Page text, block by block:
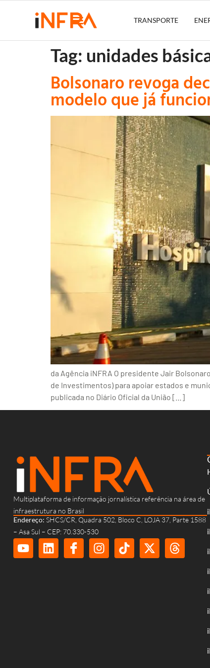
TRANSPORTE
Tag: unidades
Bolsonaro revoga
modelo que já
da Agência iNFRA O presidente Jair
de Investimentos) para apoiar estados e
publicada no Diário Oficial da União […]
Multiplataforma de informação jornalística referência na área de
infraestrutura no Brasil
Endereço: SHCS/CR, Quadra 502, Bloco C, LOJA 37, Parte 1588
– Asa Sul – CEP: 70.330-530